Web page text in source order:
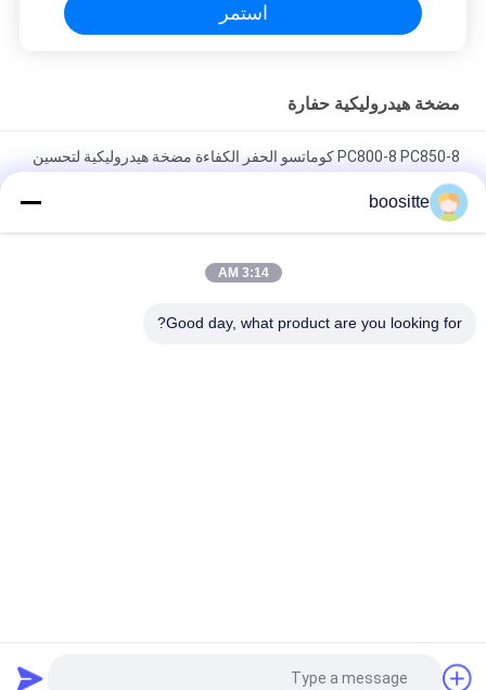
استمر
مضخة هيدروليكية حفارة
PC800-8 PC850-8 كوماتسو الحفر الكفاءة مضخة هيدروليكية لتحسين
الإنتاجية 708-2K-00113
ZX670-5G ZX870-5G مضخة المكبس مضخة هيدروليكية للمحفر
هيدروليكية K3v63dt
صمام تصريف الحفار
boositte
3:14 AM
Good day, what product are you looking for?